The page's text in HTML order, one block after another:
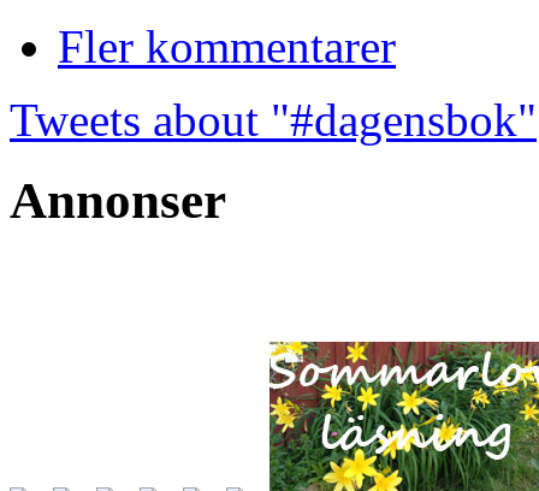
Fler kommentarer
Tweets about "#dagensbok"
Annonser